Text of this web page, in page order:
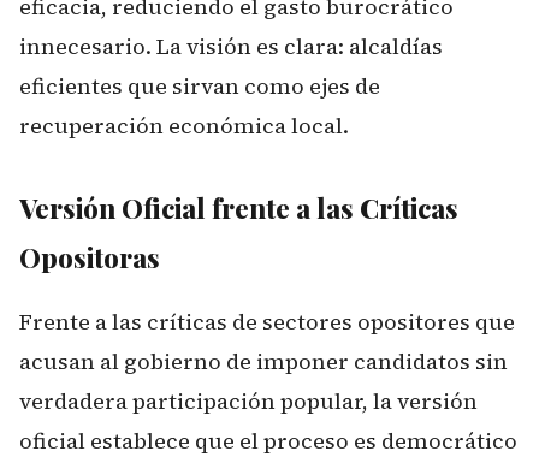
eficacia, reduciendo el gasto burocrático
innecesario. La visión es clara: alcaldías
eficientes que sirvan como ejes de
recuperación económica local.
Versión Oficial frente a las Críticas
Opositoras
Frente a las críticas de sectores opositores que
acusan al gobierno de imponer candidatos sin
verdadera participación popular, la versión
oficial establece que el proceso es democrático